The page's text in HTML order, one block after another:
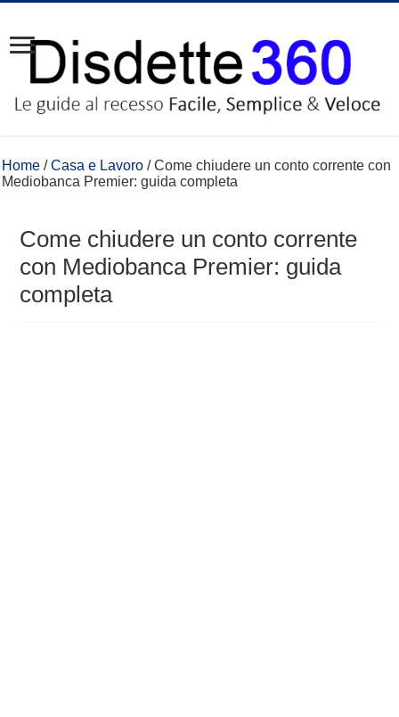
Home /Casa e Lavoro /Come chiudere un conto corrente con
Mediobanca Premier: guida completa
Come chiudere un conto corrente
con Mediobanca Premier: guida
completa